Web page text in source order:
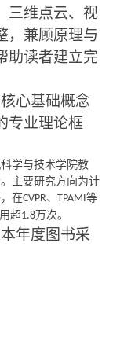
三维点云、视
，兼顾原理与
助读者建立完
心基础概念
专业理论框
学与技术学院教
主要研究方向为计
在CVPR、TPAMI等
超1.8万次。
年度图书采